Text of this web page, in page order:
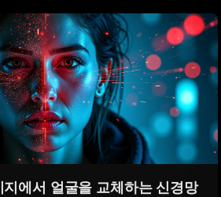
에서 얼굴을 교체하는 신경망